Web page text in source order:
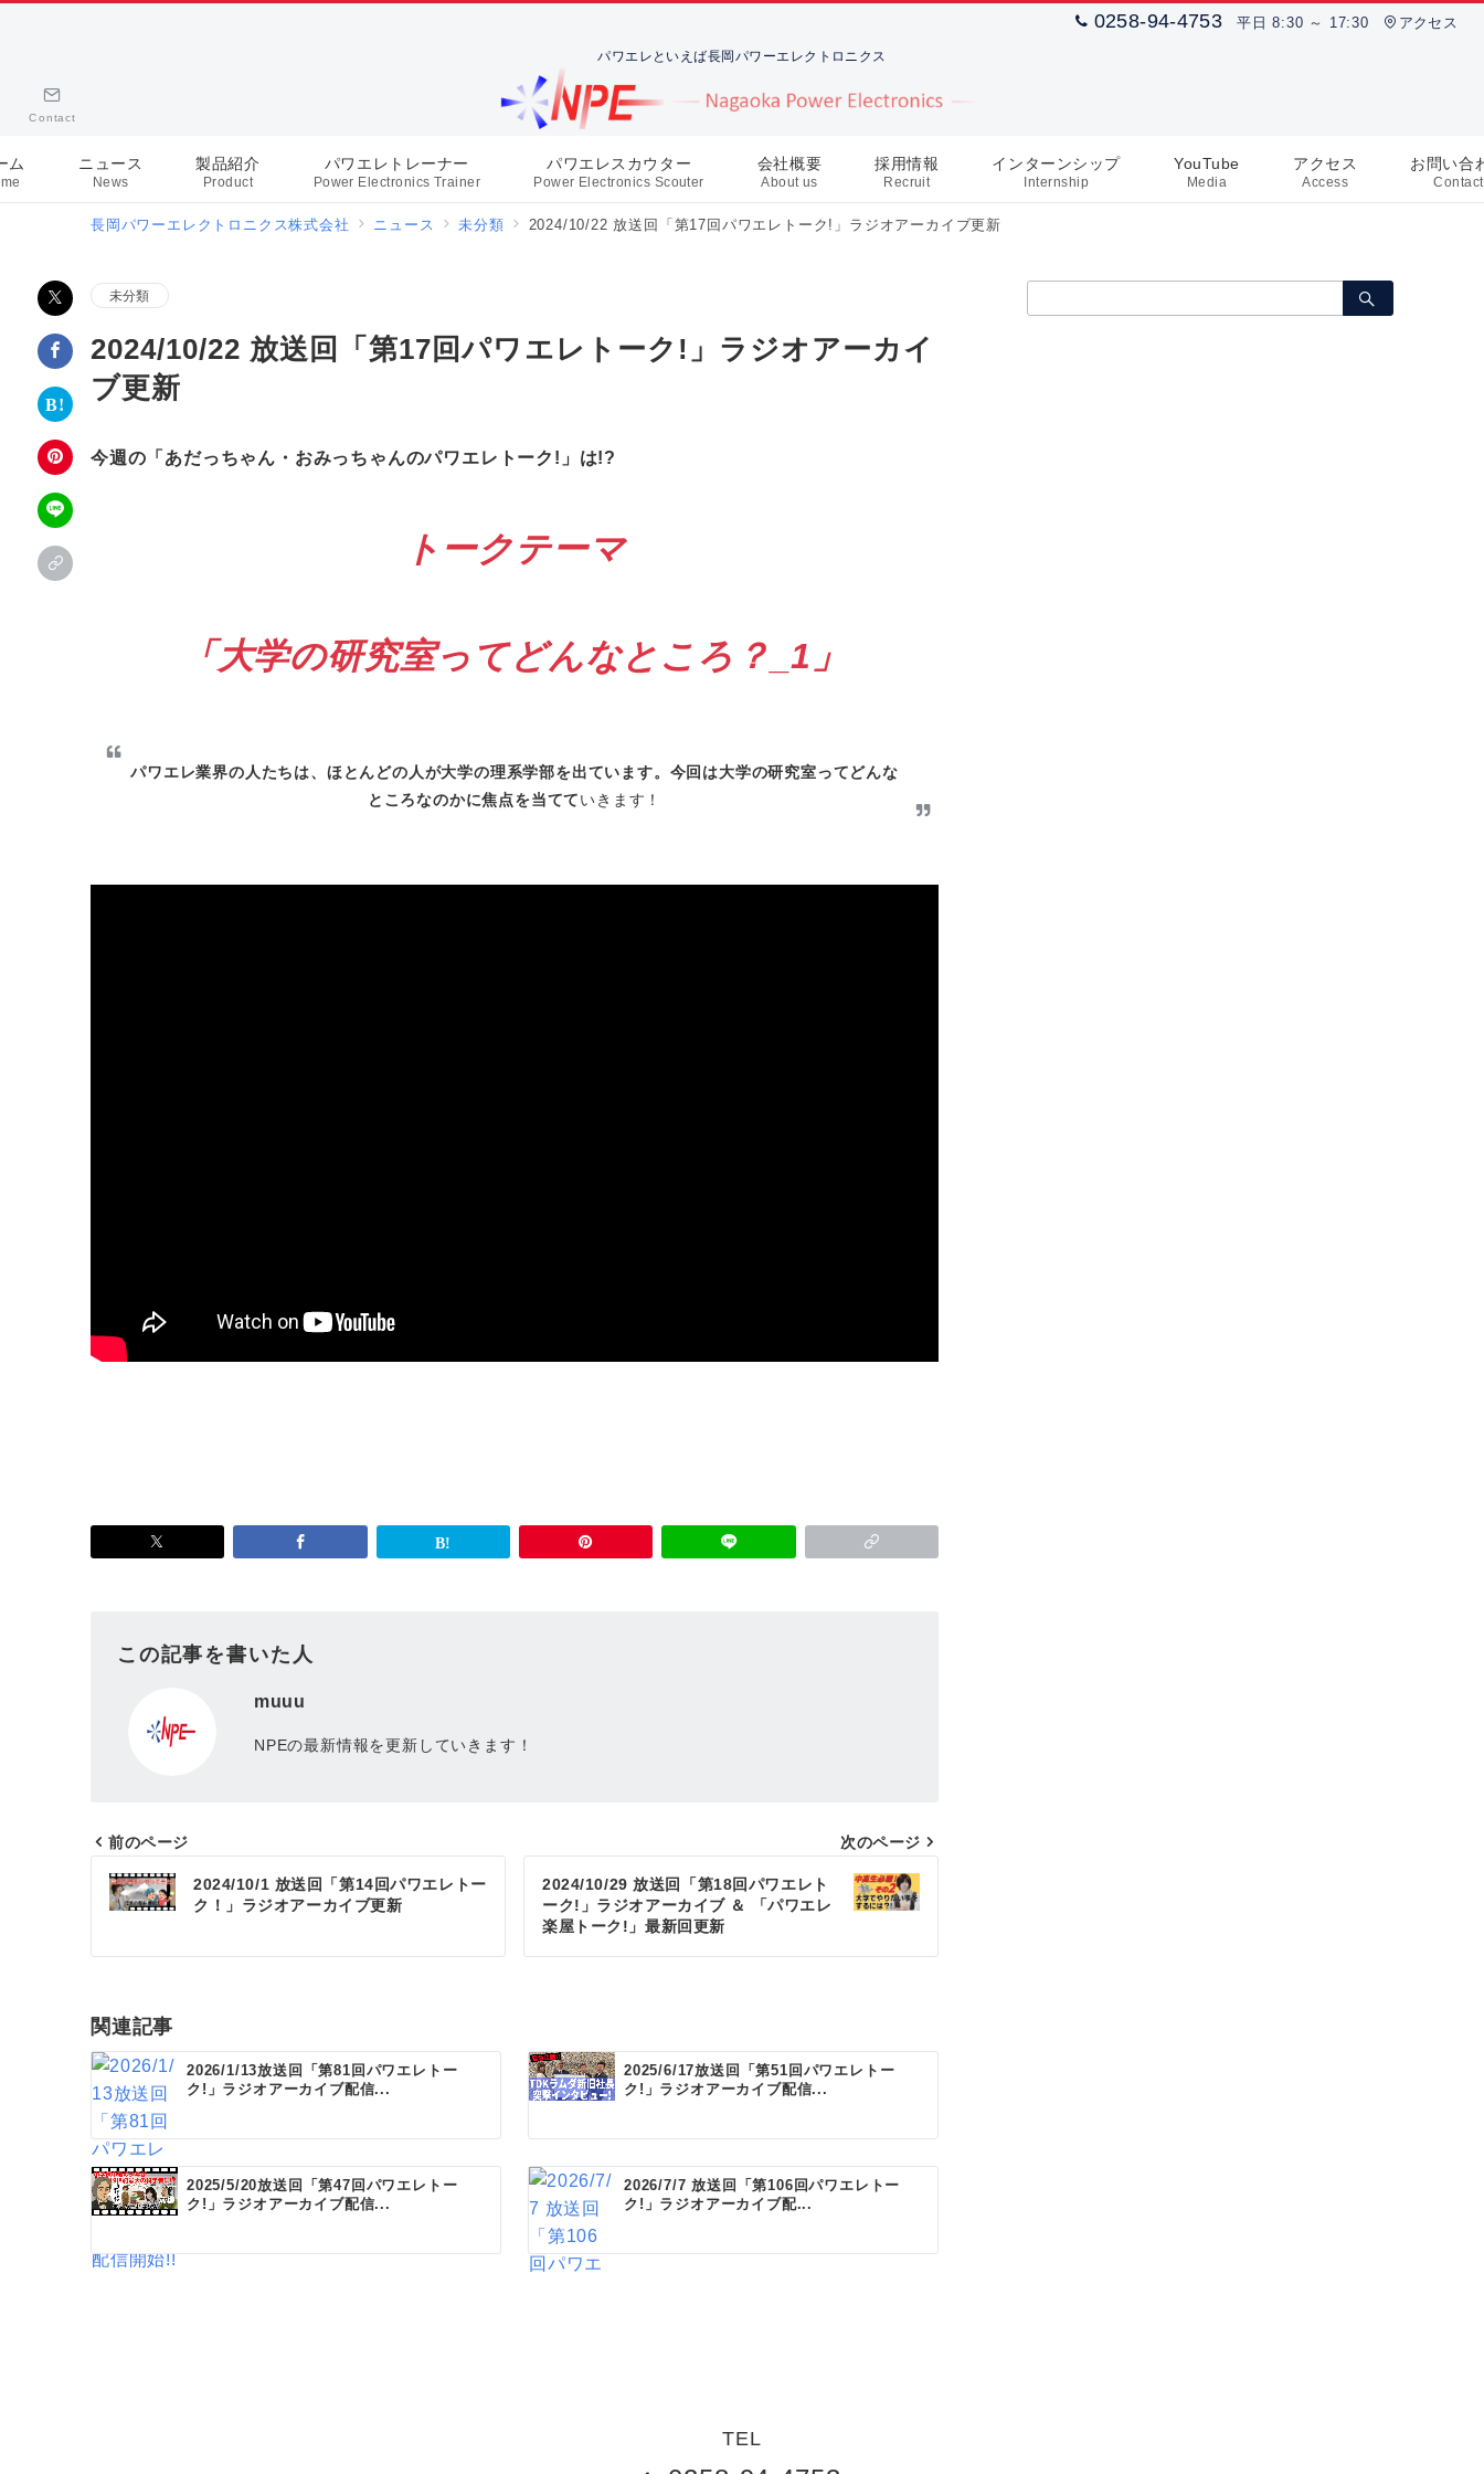
0258-94-4753 平日 8:30 ～ 17:30 アクセス
パワエレといえば長岡パワーエレクトロニクス
Contact
ム ニュース
News
製品紹介
Product
パワエレトレーナー
Power Electronics Trainer
パワエレスカウター
Power Electronics Scouter
会社概要
About us
採用情報
Recruit
インターンシップ
Internship
YouTube
Media
アクセス
Access
お問い合
Contact
長岡パワーエレクトロニクス株式会社 ニュース 未分類 2024/10/22 放送回「第17回パワエレトーク!」ラジオアーカイブ更新
未分類
2024/10/22 放送回「第17回パワエレトーク!」ラジオアーカイ
ブ更新
今週の「あだっちゃん・おみっちゃんのパワエレトーク!」は!?
トークテーマ
「大学の研究室ってどんなところ？_1」
パワエレ業界の人たちは、ほとんどの人が大学の理系学部を出ています。今回は大学の研究室ってどんな
ところなのかに焦点を当てていきます！
この記事を書いた人
muuu
NPEの最新情報を更新していきます！
投
稿
ゲ
ー
シ
ョ
ン
前のページ
2024/10/1 放送回「第14回パワエレトー
ク！」ラジオアーカイブ更新
次のページ
2024/10/29 放送回「第18回パワエレト
ーク!」ラジオアーカイブ ＆ 「パワエレ
楽屋トーク!」最新回更新
関連記事
2026/1/13放送回「第81回パワエレトー
ク!」ラジオアーカイブ配信...
2025/6/17放送回「第51回パワエレトー
ク!」ラジオアーカイブ配信...
2025/5/20放送回「第47回パワエレトー
ク!」ラジオアーカイブ配信...
2026/7/7 放送回「第106回パワエレトー
ク!」ラジオアーカイブ配...
索：
TEL